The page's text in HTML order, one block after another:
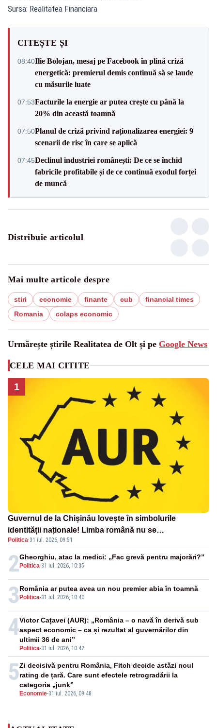
Sursa: Realitatea Financiara
CITEȘTE ȘI
08:40Ilie Bolojan, mesaj pe Facebook în plină criză
energetică: premierul demis continuă să se laude
cu măsurile luate
07:53Facturile la energie ar putea crește cu până la
20% din această toamnă
07:50Planul de criză privind raționalizarea energiei: 9
scenarii de risc în care se aplică
07:45Declinul industriei românești: De ce se închid
fabricile profitabile și de ce continuă exodul forței
de muncă
Distribuie articolul
Mai multe articole despre
stiri economie finante cub
financial times
Romania
colaps economic
Urmărește știrile Realitatea de Olt și pe Google News
CELE MAI CITITE
1
Guvernul de la Chișinău lovește în simbolurile
identității naționale! Limba română nu se
economisește! Limba română se sărbătorește!
Politica·31 iul. 2026, 09:51
2 Politica-31 iul. 2026, 10:35
Gheorghiu, atac la medici: „Fac grevă pentru majorări?”
3 Politica-31 iul. 2026, 10:40
România ar putea avea un nou premier abia în toamnă
4
Politica-31 iul. 2026, 10:42
Victor Cațavei (AUR): „România – o navă în derivă sub
aspect economic – ca și rezultat al guvernărilor din
ultimii 36 de ani”
5
Economie-31 iul. 2026, 09:48
Zi decisivă pentru România, Fitch decide astăzi noul
rating de țară. Care sunt efectele retrogradării la
categoria „junk”